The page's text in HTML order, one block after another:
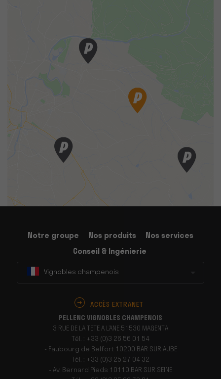
Notre groupe Nos produits
Nos services
Conseil & Ingénierie
Vignobles champenois
ACCÈS EXTRANET
PELLENC VIGNOBLES CHAMPENOIS
3 RUE DE LA TETE A L’ANE 51530 MAGENTA
Tél. : +33 (0)3 26 56 01 54
- Faubourg de Belfort 10200 BAR SUR AUBE
Tél. : +33 (0)3 25 27 04 32
- Av. Bernard Pieds 10110 BAR SUR SEINE